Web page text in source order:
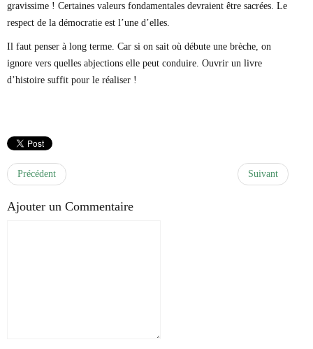
gravissime ! Certaines valeurs fondamentales devraient être sacrées. Le
respect de la démocratie est l’une d’elles.
Il faut penser à long terme. Car si on sait où débute une brèche, on
ignore vers quelles abjections elle peut conduire. Ouvrir un livre
d’histoire suffit pour le réaliser !
Précédent Suivant
Ajouter un Commentaire